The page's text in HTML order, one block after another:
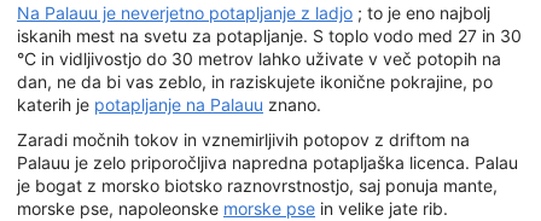
Na Palauu je neverjetno potapljanje z ladjo ; to je eno najbolj
iskanih mest na svetu za potapljanje. S toplo vodo med 27 in 30
°C in vidljivostjo do 30 metrov lahko uživate v več potopih na
dan, ne da bi vas zeblo, in raziskujete ikonične pokrajine, po
katerih je potapljanje na Palauu znano.
Zaradi močnih tokov in vznemirljivih potopov z driftom na
Palauu je zelo priporočljiva napredna potapljaška licenca. Palau
je bogat z morsko biotsko raznovrstnostjo, saj ponuja mante,
morske pse, napoleonske morske pse in velike jate rib.